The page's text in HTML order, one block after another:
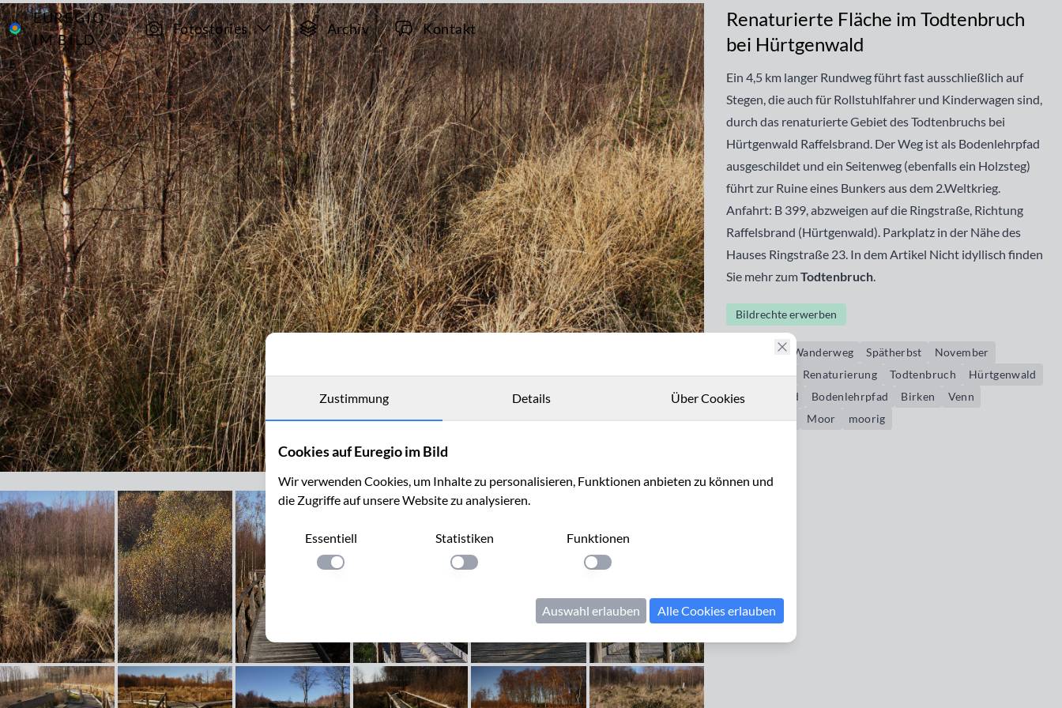
EUREGIO
IM BILD
Fotostories Archiv Kontakt
Archiv 7383
Renaturierte Fläche im Todtenbruch bei Hürtgenwald
Renaturierte Fläche im Todtenbruch
bei Hürtgenwald
Ein 4,5 km langer Rundweg führt fast ausschließlich auf
Stegen, die auch für Rollstuhlfahrer und Kinderwagen sind,
durch das renaturierte Gebiet des Todtenbruchs bei
Hürtgenwald Raffelsbrand. Der Weg ist als Bodenlehrpfad
ausgeschildet und ein Seitenweg (ebenfalls ein Holzsteg)
führt zur Ruine eines Bunkers aus dem 2.Weltkrieg.
Anfahrt: B 399, abzweigen auf die Ringstraße, Richtung
Raffelsbrand (Hürtgenwald). Parkplatz in der Nähe des
Hauses Ringstraße 23. In dem Artikel Nicht idyllisch finden
Sie mehr zumTodtenbruch.
Bildrechte erwerben
Rundweg Wanderweg Spätherbst
November
renaturiert
Renaturierung Todtenbruch
Hürtgenwald
Raffelsbrand
Bodenlehrpfad Birken
Venn
Hohes Venn
Moor moorig
Zustimmung Details Über Cookies
Cookies auf Euregio im Bild
Wir verwenden Cookies, um Inhalte zu personalisieren, Funktionen anbieten zu können und
die Zugriffe auf unsere Website zu analysieren.
Essentiell
Einstellung anwenden
Statistiken
Einstellung anwenden
Funktionen
Einstellung anwenden
Auswahl erlauben Alle Cookies erlauben